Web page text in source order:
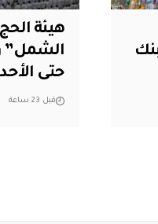
هيئة
الشمل”
حتى
قبل 23 ساعة